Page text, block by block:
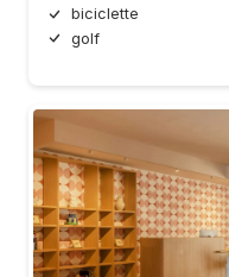
biciclette
golf